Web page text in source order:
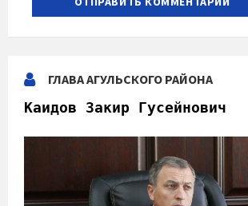
ГЛАВА АГУЛЬСКОГО РАЙОНА
Каидов Закир Гусейнович